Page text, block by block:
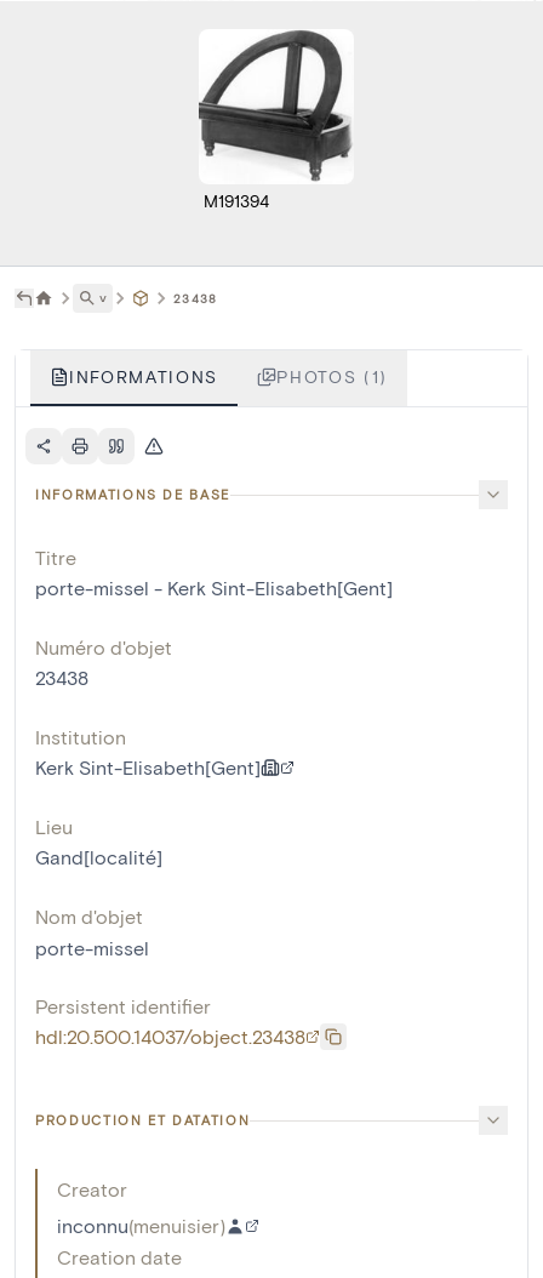
M191394
˅ 23438
INFORMATIONS PHOTOS (1)
INFORMATIONS DE BASE
Titre
porte-missel - Kerk Sint-Elisabeth[Gent]
Numéro d'objet
23438
Institution
Kerk Sint-Elisabeth[Gent]
Lieu
Gand[localité]
Nom d'objet
porte-missel
Persistent identifier
hdl:20.500.14037/object.23438
PRODUCTION ET DATATION
Creator
inconnu(menuisier)
Creation date